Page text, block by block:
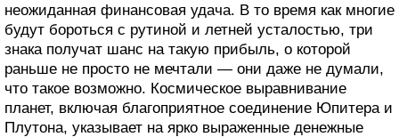
неожиданная финансовая удача. В то время как многие
будут бороться с рутиной и летней усталостью, три
знака получат шанс на такую прибыль, о которой
раньше не просто не мечтали — они даже не думали,
что такое возможно. Космическое выравнивание
планет, включая благоприятное соединение Юпитера и
Плутона, указывает на ярко выраженные денежные